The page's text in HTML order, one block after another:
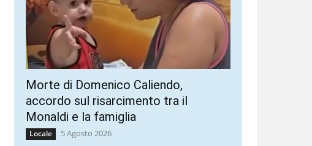
Morte di Domenico Caliendo,
accordo sul risarcimento tra il
Monaldi e la famiglia
Locale 5 Agosto 2026